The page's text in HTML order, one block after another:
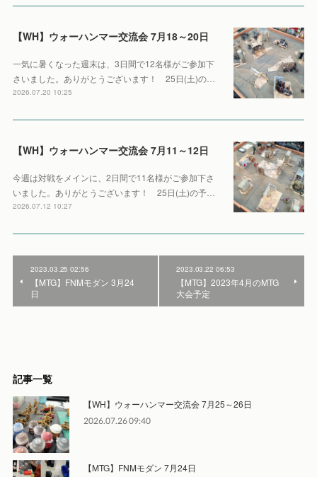
【WH】ウォーハンマー交流会 7月18～20日
一気に暑くなった週末は、3日間で12名様がご参加下
さいました。ありがとうございます！ 25日(土)の…
2026.07.20 10:25
【WH】ウォーハンマー交流会 7月11～12日
今週は対戦をメインに、2日間で11名様がご参加下さ
いました。ありがとうございます！ 25日(土)の予…
2026.07.12 10:27
2023.03.25 02:56
【MTG】FNMモダン 3月24
日
2023.03.22 06:53
【MTG】2023年4月のMTG
大会予定
記事一覧
【WH】ウォーハンマー交流会 7月25～26日
2026.07.26 09:40
【MTG】FNMモダン 7月24日